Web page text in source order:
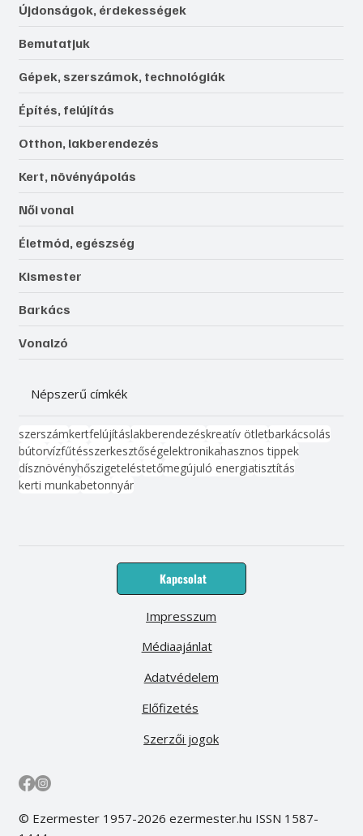
Újdonságok, érdekességek
Bemutatjuk
Gépek, szerszámok, technológiák
Építés, felújítás
Otthon, lakberendezés
Kert, növényápolás
Női vonal
Életmód, egészség
Kismester
Barkács
Vonalzó
Népszerű címkék
szerszámkertfelújításlakberendezéskreatív ötletbarkácsolás
bútorvízfűtésszerkesztőségelektronikahasznos tippek
dísznövényhőszigeteléstetőmegújuló energiatisztítás
kerti munkabetonnyár
Kapcsolat
Médiaajánlat
Előfizetés
Impresszum
Adatvédelem
Szerzői jogok
© Ezermester 1957-2026 ezermester.hu ISSN 1587-